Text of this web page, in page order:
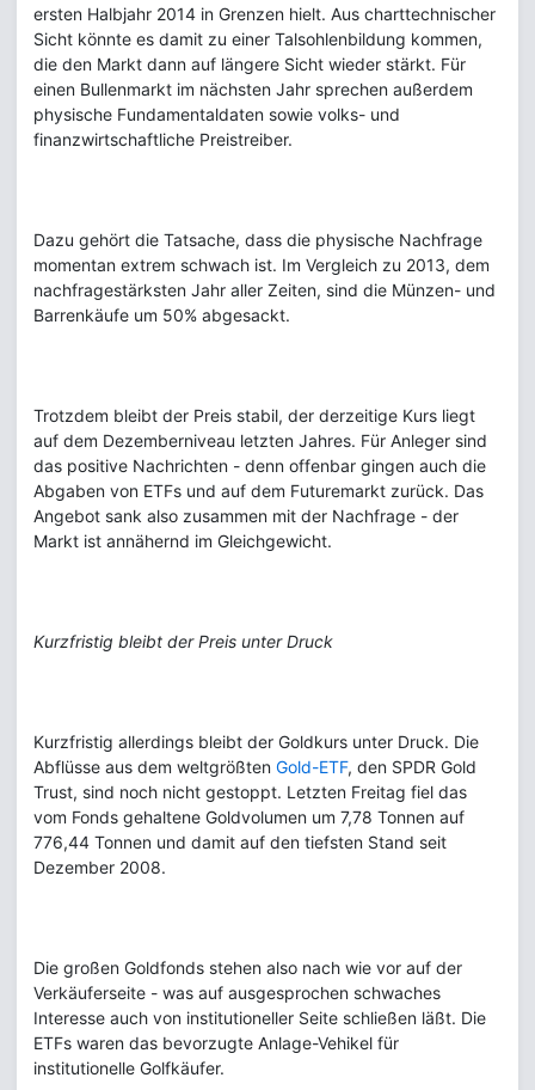
ersten Halbjahr 2014 in Grenzen hielt. Aus charttechnischer
Sicht könnte es damit zu einer Talsohlenbildung kommen,
die den Markt dann auf längere Sicht wieder stärkt. Für
einen Bullenmarkt im nächsten Jahr sprechen außerdem
physische Fundamentaldaten sowie volks- und
finanzwirtschaftliche Preistreiber.
Dazu gehört die Tatsache, dass die physische Nachfrage
momentan extrem schwach ist. Im Vergleich zu 2013, dem
nachfragestärksten Jahr aller Zeiten, sind die Münzen- und
Barrenkäufe um 50% abgesackt.
Trotzdem bleibt der Preis stabil, der derzeitige Kurs liegt
auf dem Dezemberniveau letzten Jahres. Für Anleger sind
das positive Nachrichten - denn offenbar gingen auch die
Abgaben von ETFs und auf dem Futuremarkt zurück. Das
Angebot sank also zusammen mit der Nachfrage - der
Markt ist annähernd im Gleichgewicht.
Kurzfristig bleibt der Preis unter Druck
Kurzfristig allerdings bleibt der Goldkurs unter Druck. Die
Abflüsse aus dem weltgrößten Gold-ETF, den SPDR Gold
Trust, sind noch nicht gestoppt. Letzten Freitag fiel das
vom Fonds gehaltene Goldvolumen um 7,78 Tonnen auf
776,44 Tonnen und damit auf den tiefsten Stand seit
Dezember 2008.
Die großen Goldfonds stehen also nach wie vor auf der
Verkäuferseite - was auf ausgesprochen schwaches
Interesse auch von institutioneller Seite schließen läßt. Die
ETFs waren das bevorzugte Anlage-Vehikel für
institutionelle Golfkäufer.